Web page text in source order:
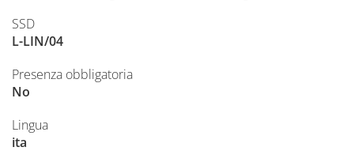
SSD
L-LIN/04
Presenza obbligatoria
No
Lingua
ita